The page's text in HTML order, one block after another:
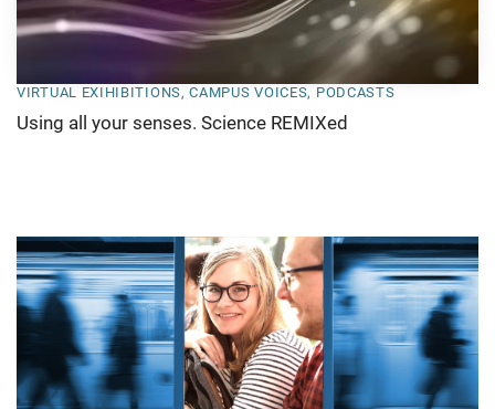
VIRTUAL EXIHIBITIONS, CAMPUS VOICES, PODCASTS
Using all your senses. Science REMIXed
Teaser
Banner
1